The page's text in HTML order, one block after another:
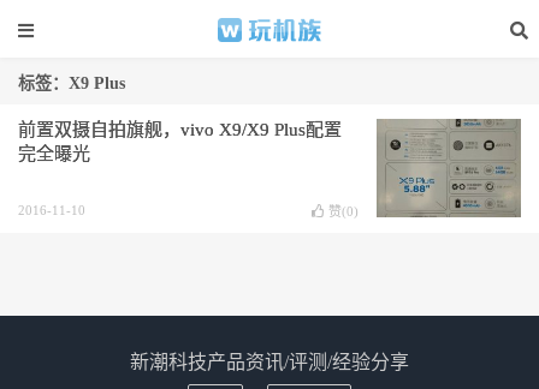
标签：X9 Plus
前置双摄自拍旗舰，vivo X9/X9 Plus配置
完全曝光
2016-11-10 赞(0)
新潮科技产品资讯/评测/经验分享